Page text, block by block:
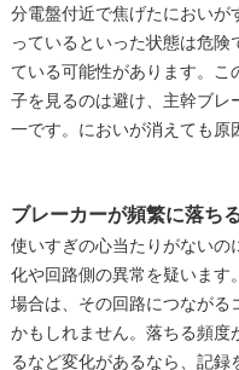
分電盤付近で焦げたにおい
っているといった状態は危
ている可能性があります。
子を見るのは避け、主幹ブ
一です。においが消えても原
ブレーカーが頻繁に落ち
使いすぎの心当たりがない
化や回路側の異常を疑いま
場合は、その回路につなが
かもしれません。落ちる頻度
るなど変化があるなら、記